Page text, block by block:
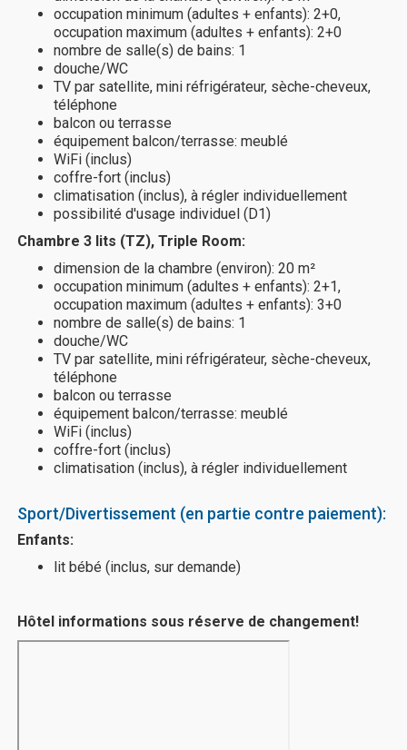
occupation minimum (adultes + enfants): 2+0,
occupation maximum (adultes + enfants): 2+0
nombre de salle(s) de bains: 1
douche/WC
TV par satellite, mini réfrigérateur, sèche-cheveux,
téléphone
balcon ou terrasse
équipement balcon/terrasse: meublé
WiFi (inclus)
coffre-fort (inclus)
climatisation (inclus), à régler individuellement
possibilité d'usage individuel (D1)
Chambre 3 lits (TZ), Triple Room:
dimension de la chambre (environ): 20 m²
occupation minimum (adultes + enfants): 2+1,
occupation maximum (adultes + enfants): 3+0
nombre de salle(s) de bains: 1
douche/WC
TV par satellite, mini réfrigérateur, sèche-cheveux,
téléphone
balcon ou terrasse
équipement balcon/terrasse: meublé
WiFi (inclus)
coffre-fort (inclus)
climatisation (inclus), à régler individuellement
Sport/Divertissement (en partie contre paiement):
Enfants:
lit bébé (inclus, sur demande)
Hôtel informations sous réserve de changement!